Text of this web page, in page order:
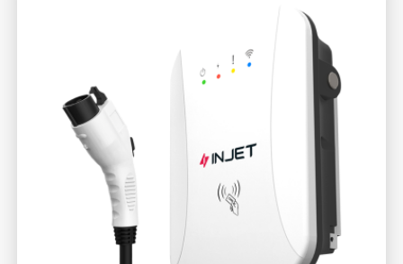
များ၏ ထုတ်လုပ်မှုလုပ်ငန်းစဉ်တစ်ခုလုံးကို ချောမွေ့စေပြီး ပိုမိုထိ
ရောက်ပြီး ကုန်ကျစရိတ်သက်သာသော ဖြေရှင်းချက်ကို သေချာ
စေသည်။ ထုတ်လုပ်မှုနှင့် တပ်ဆင်ခြင်းကို အလွန်ရိုးရှင်းစေပါ၊
စက်ပစ္စည်းကို အလွန်တည်ငြိမ်စွာလည်ပတ်ပါ၊ သယ်ယူပို့ဆောင်ရေး
ယာဉ်ကို ပြုပြင်ထိန်းသိမ်းခြင်းကို အဆင်ပြေစေပါ။